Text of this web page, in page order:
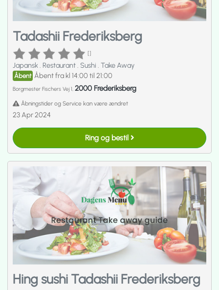
Tadashii Frederiksberg
[]
Japansk. Restaurant. Sushi . Take Away
Åbent Åbent fra kl 14:00 til 21:00
Borgmester Fischers Vej 1, 2000 Frederiksberg
Åbningstider og Service kan være ændret
23 Apr 2024
Ring og bestil
Hing sushi Tadashii Frederiksberg